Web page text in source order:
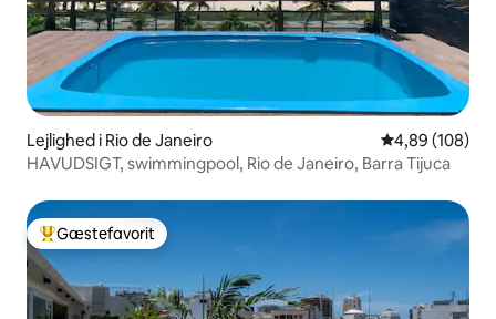
Lejlighed i Rio de Janeiro 4,89 ud af 5 i
4,89 (108)
HAVUDSIGT, swimmingpool, Rio de Janeiro, Barra Tijuca
Bedste gæstefavorit
Gæstefavorit